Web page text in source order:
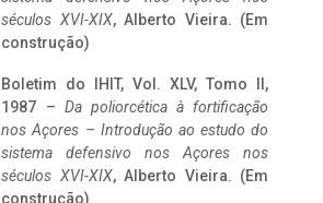
séculos XVI-XIX, Alberto Vieira. (Em
construção)
Boletim do IHIT, Vol. XLV, Tomo II,
1987 – Da poliorcética à fortificação
nos Açores – Introdução ao estudo do
sistema defensivo nos Açores nos
séculos XVI-XIX, Alberto Vieira. (Em
construção)